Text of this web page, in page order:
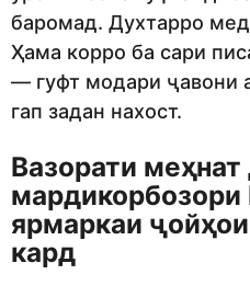
баромад. Духтарро
Ҳама корро ба сари
— гуфт модари ҷавони
гап задан нахост.
Вазорати меҳнат
мардикорбозори
ярмаркаи
кард